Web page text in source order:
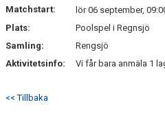
Matchstart:
lör 06 september,
Plats:
Poolspel i Regnsjö
Samling:
Rengsjö
Aktivitetsinfo:
Vi får bara anmäla 1
<< Tillbaka